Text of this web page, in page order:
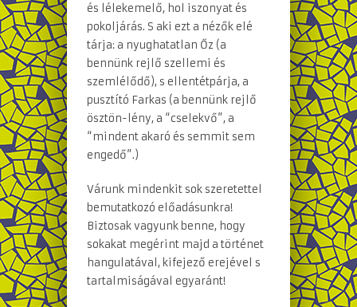
és lélekemelő, hol iszonyat és
pokoljárás. S aki ezt a nézők elé
tárja: a nyughatatlan Őz (a
bennünk rejlő szellemi és
szemlélődő), s ellentétpárja, a
pusztító Farkas (a bennünk rejlő
ösztön-lény, a “cselekvő”, a
“mindent akaró és semmit sem
engedő”.)
Várunk mindenkit sok szeretettel
bemutatkozó előadásunkra!
Biztosak vagyunk benne, hogy
sokakat megérint majd a történet
hangulatával, kifejező erejével s
tartalmiságával egyaránt!